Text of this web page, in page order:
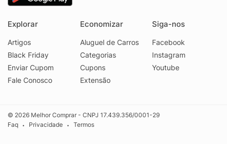
Explorar
Artigos
Black Friday
Enviar Cupom
Fale Conosco
Economizar
Aluguel de Carros
Categorias
Cupons
Extensão
Siga-nos
Facebook
Instagram
Youtube
© 2026 Melhor Comprar - CNPJ 17.439.356/0001-29
Faq
• Privacidade • Termos